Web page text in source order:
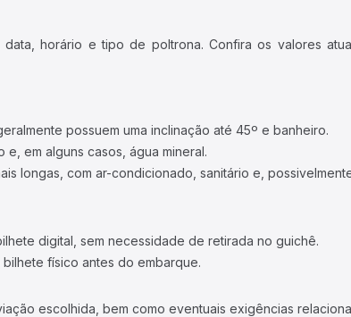
horário e tipo de poltrona. Confira os valores
possuem uma inclinação até 45º e banheiro.
em alguns casos, água mineral.
longas, com ar-condicionado, sanitário e,
digital, sem necessidade de retirada no guichê.
físico antes do embarque.
escolhida, bem como eventuais exigências